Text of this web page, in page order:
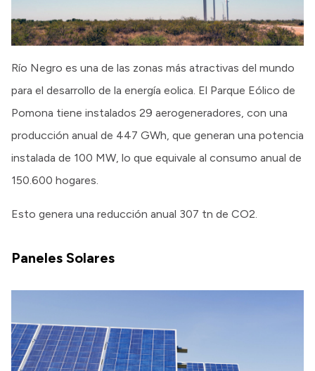
Río Negro es una de las zonas más atractivas del mundo
para el desarrollo de la energía eolica. El Parque Eólico de
Pomona tiene instalados 29 aerogeneradores, con una
producción anual de 447 GWh, que generan una potencia
instalada de 100 MW, lo que equivale al consumo anual de
150.600 hogares.
Esto genera una reducción anual 307 tn de CO2.
Paneles Solares